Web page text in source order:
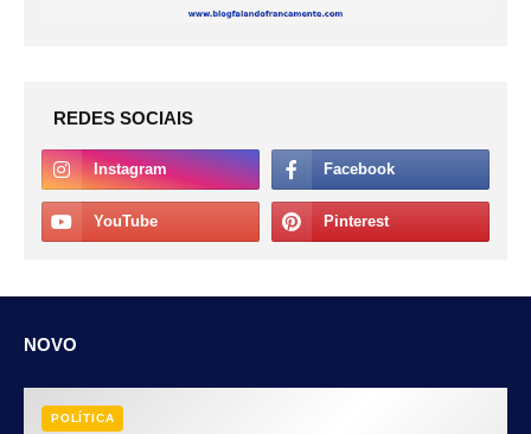
REDES SOCIAIS
NOVO
POLÍTICA